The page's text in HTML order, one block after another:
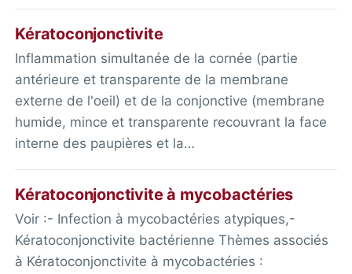
Kératoconjonctivite
Inflammation simultanée de la cornée (partie
antérieure et transparente de la membrane
externe de l'oeil) et de la conjonctive (membrane
humide, mince et transparente recouvrant la face
interne des paupières et la…
Kératoconjonctivite à mycobactéries
Voir :- Infection à mycobactéries atypiques,-
Kératoconjonctivite bactérienne Thèmes associés
à Kératoconjonctivite à mycobactéries :